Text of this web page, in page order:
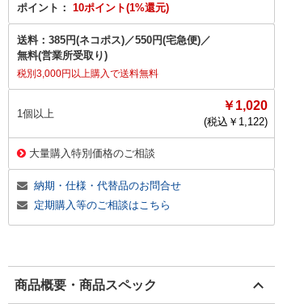
ポイント： 10ポイント(1%還元)
送料： 385円(ネコポス)／550円(宅急便)／
無料(営業所受取り)
税別3,000円以上購入で送料無料
1個以上
￥1,020
(税込￥ 1,122)
大量購入特別価格のご相談
納期・仕様・代替品のお問合せ
定期購入等のご相談はこちら
商品概要・商品スペック